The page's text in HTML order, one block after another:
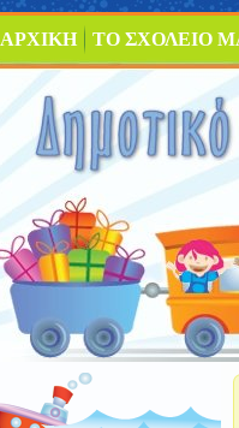
ΑΡΧΙΚΗ ΤΟ ΣΧΟΛΕΙΟ